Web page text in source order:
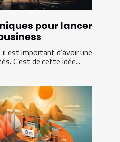
pour lancer
il est important d’avoir une
C’est de cette idée...